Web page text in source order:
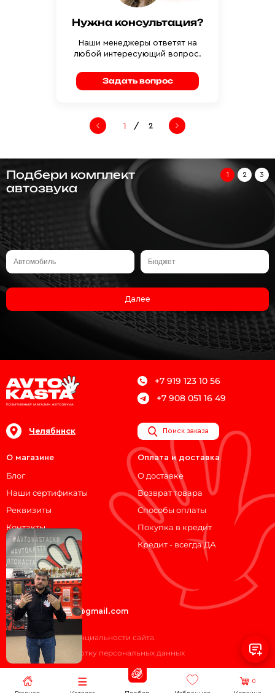
Нужна консультация?
Наши менеджеры ответят на
любой интересующий вопрос.
Задать вопрос
/ 2
Подбери комплект
автозвука
1 2 3
Далее
+7 919 123 10 56
+7 908 051 16 49
Челябинск Поиск заказа
О магазине
Блог
Наши сертификаты
Реквизиты
Контакты
Оплата и доставка
О доставке
Возврат товара
Способы оплаты
Покупка в кредит
Кредит - всегда ДА
Мы на связи!
ВКонтакте
Telegram
avtokasta74@gmail.com
Политика конфиденциальности сайта.
Согласие на обработку персональных данных
0